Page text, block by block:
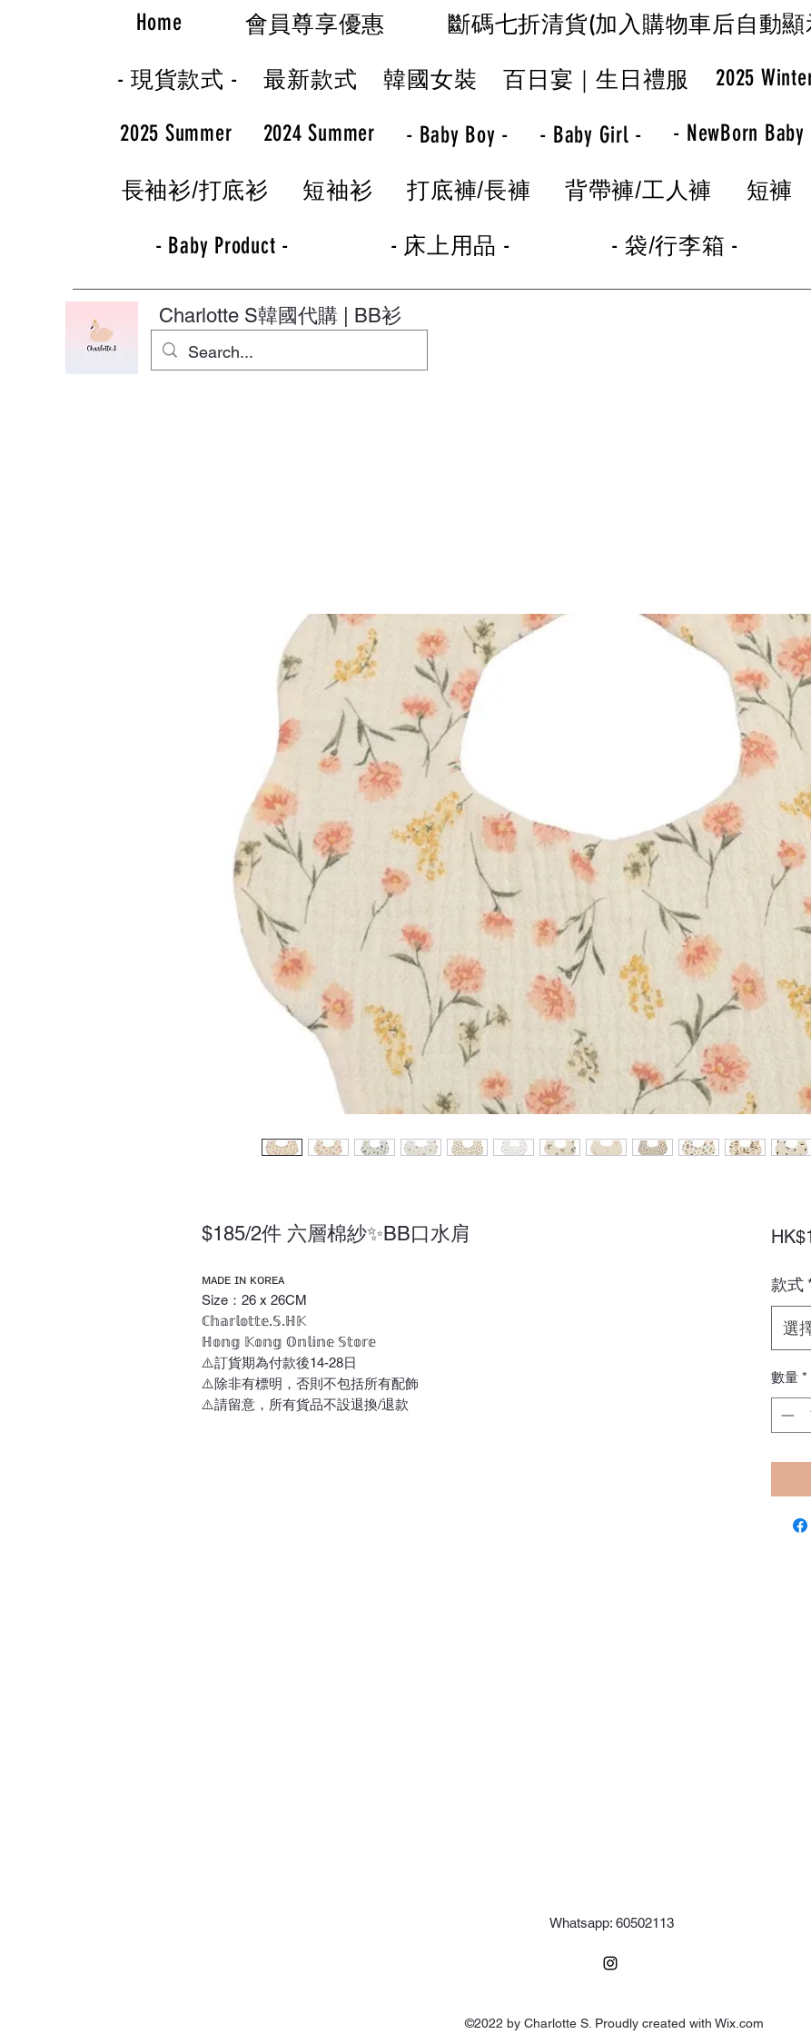
Home 會員尊享優惠 斷碼七折清貨(加入購物車后自動
- 現貨款式 - 最新款式 韓國女裝 百日宴｜生日禮服 2025
2025 Summer 2024 Summer - Baby Boy - - Baby Girl - - NewBorn Baby
長袖衫/打底衫 短袖衫 打底褲/長褲 背帶褲/工人褲 短褲
- Baby Product - - 床上用品 - - 袋/行李箱 -
Charlotte S韓國代購 | BB衫
$185/2件 六層棉紗✨BB口水肩
ᴍᴀᴅᴇ ɪɴ ᴋᴏʀᴇᴀ
Size：26 x 26CM
ℂ𝕙𝕒𝕣𝕝𝕠𝕥𝕥𝕖.𝕊.ℍ𝕂
ℍ𝕠𝕟𝕘 𝕂𝕠𝕟𝕘 𝕆𝕟𝕝𝕚𝕟𝕖 𝕊𝕥𝕠𝕣𝕖
⚠️訂貨期為付款後14-28日
⚠️除非有標明，否則不包括所有配飾
⚠️請留意，所有貨品不設退換/退款
款式
選
數量 *
Whatsapp: 60502113
©2022 by Charlotte S. Proudly created with Wix.com